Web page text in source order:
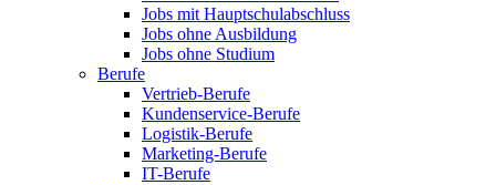
Jobs mit Hauptschulabschluss
Jobs ohne Ausbildung
Jobs ohne Studium
Berufe
Vertrieb-Berufe
Kundenservice-Berufe
Logistik-Berufe
Marketing-Berufe
IT-Berufe